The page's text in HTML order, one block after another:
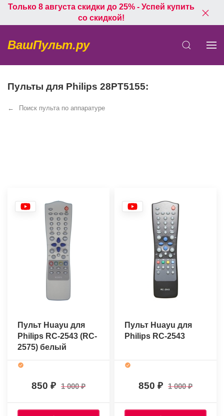
Только 8 августа скидки до 25% - Успей купить
со скидкой!
ВашПульт.ру
Пульты для Philips 28PT5155:
Поиск пульта по аппаратуре
Пульт Huayu для
Philips RC-2543 (RC-
2575) белый
850 1 000
Пульт Huayu для
Philips RC-2543
850 1 000